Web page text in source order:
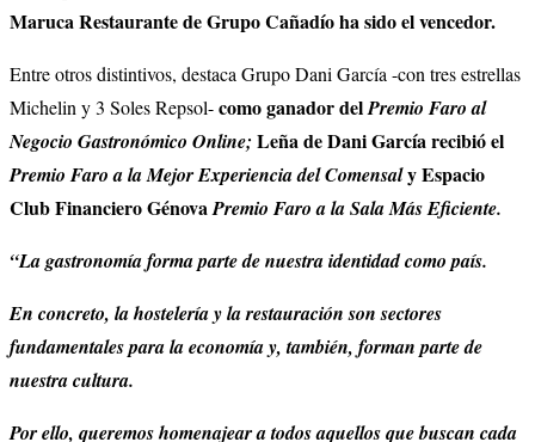
Maruca Restaurante de Grupo Cañadío ha sido el vencedor.
Entre otros distintivos, destaca Grupo Dani García -con tres estrellas
Michelin y 3 Soles Repsol-como ganador delPremio Faro al
Negocio Gastronómico Online; Leña de Dani García recibió el
Premio Faro a la Mejor Experiencia del Comensaly Espacio
Club Financiero Génova Premio Faro a la Sala Más Eficiente.
“La gastronomía forma parte de nuestra identidad como país.
En concreto, la hostelería y la restauración son sectores
fundamentales para la economía y, también, forman parte de
nuestra cultura.
Por ello, queremos homenajear a todos aquellos que buscan cada